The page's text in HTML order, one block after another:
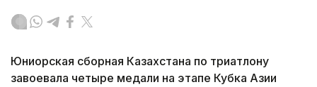
Юниорская сборная Казахстана по триатлону
завоевала четыре медали на этапе Кубка Азии